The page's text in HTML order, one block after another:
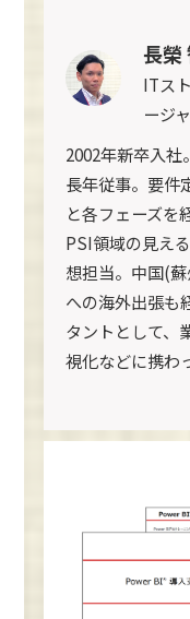
長
ITス
ージ
2002年新卒入
長年従事。要件
と各フェーズを
PSI領域の見え
想担当。中国(
への海外出張も
タントとして、
視化などに携わ